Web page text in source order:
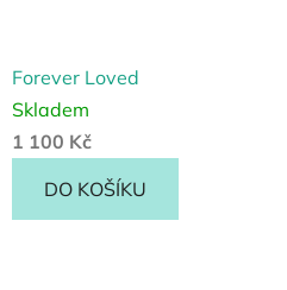
Forever Loved
Skladem
1 100 Kč
DO KOŠÍKU